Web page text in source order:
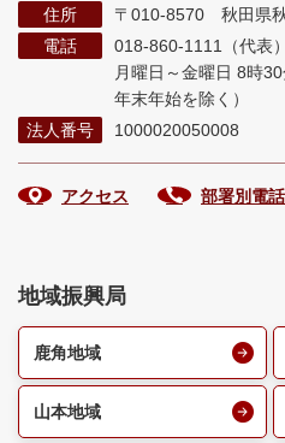
住所
〒010-8570 秋田県
電話
018-860-1111（代表）
月曜日～金曜日 8時
年末年始を除く）
法人番号
1000020050008
アクセス 部署別電
地域振興局
鹿角地域
山本地域